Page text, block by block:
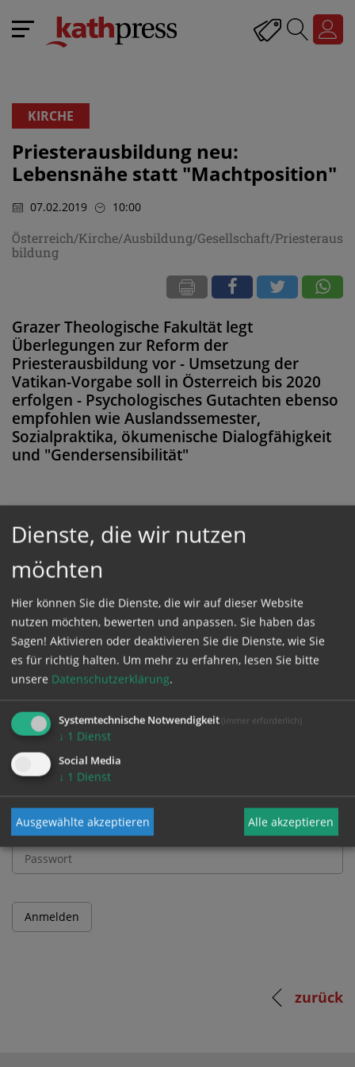
KIRCHE
Priesterausbildung neu:
Lebensnähe statt "Machtposition"
07.02.2019 10:00
Österreich/Kirche/Ausbildung/Gesellschaft/Priesteraus
bildung
Grazer Theologische Fakultät legt
Überlegungen zur Reform der
Priesterausbildung vor - Umsetzung der
Vatikan-Vorgabe soll in Österreich bis 2020
erfolgen - Psychologisches Gutachten ebenso
empfohlen wie Auslandssemester,
Sozialpraktika, ökumenische Dialogfähigkeit
und "Gendersensibilität"
Diese Meldung ist nicht frei verfügbar. Bitte
loggen Sie sich ein, oder bestellen Sie das
Produkt Kathpress_online
GESCHÜTZTER BEREICH
Bitte melden Sie sich mit Ihrem Benutzernamen
und Passwort an.
Benutzername
Passwort
zurück
Dienste, die wir nutzen
möchten
Hier können Sie die Dienste, die wir auf dieser Website
nutzen möchten, bewerten und anpassen. Sie haben das
Sagen! Aktivieren oder deaktivieren Sie die Dienste, wie Sie
es für richtig halten. Um mehr zu erfahren, lesen Sie bitte
unsere Datenschutzerklärung.
Systemtechnische Notwendigkeit (immer erforderlich)
↓ 1 Dienst
Social Media
↓ 1 Dienst
Ausgewählte akzeptieren Alle akzeptieren